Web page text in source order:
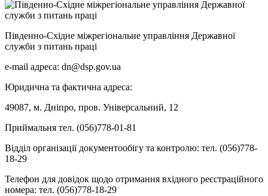
Південно-Східне міжрегіональне управління Державної
служби з питань праці
e-mail адреса: dn@dsp.gov.ua
Юридична та фактична адреса:
49087, м. Дніпро, пров. Універсальний, 12
Приймальня тел. (056)778-01-81
Відділ організації документообігу та контролю: тел. (056)778-
18-29
Телефон для довідок щодо отримання вхідного реєстраційного
номера: тел. (056)778-18-29